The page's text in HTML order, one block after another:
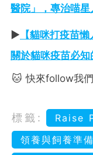
醫院」，專治喵
► 【貓咪打疫苗
關於貓咪疫苗必知
🐱 快來follow我
標籤:
Raise
領養與飼養準備